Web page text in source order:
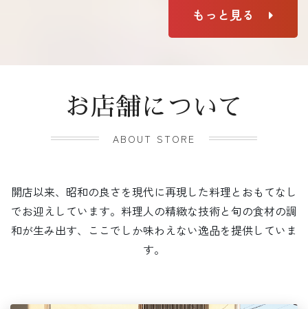
もっと見る
お店舗について
ABOUT STORE
開店以来、昭和の良さを現代に再現した料理とおもてなし
でお迎えしています。料理人の精緻な技術と旬の食材の調
和が生み出す、ここでしか味わえない逸品を提供していま
す。